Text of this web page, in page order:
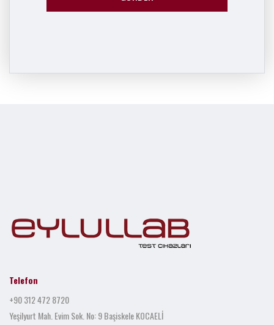
Telefon
+90 312 472 8720
Yeşilyurt Mah. Evim Sok. No: 9 Başiskele KOCAELİ